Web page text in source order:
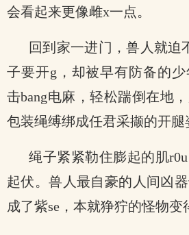
会看起来更像雌x一点。
回到家一进门，兽人就迫
子要开g，却被早有防备的
击bang电麻，轻松踹倒在地
包装绳缚绑成任君采撷的开腿
绳子紧紧勒住膨起的肌
起伏。兽人最自豪的人间凶
成了紫se，本就狰狞的怪物变